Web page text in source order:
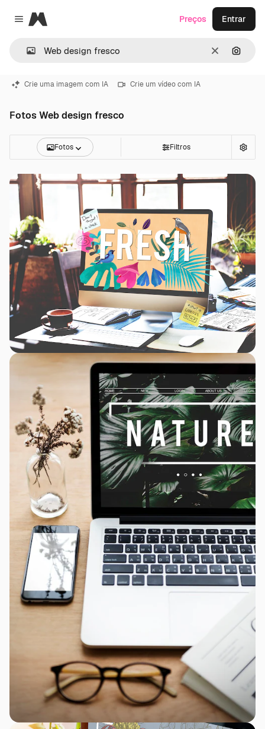
Close menu
Magnific
Limpar
Preços Entrar
Crie uma imagem com IA Crie um vídeo com IA
Fotos Web design fresco
Fotos Filtros